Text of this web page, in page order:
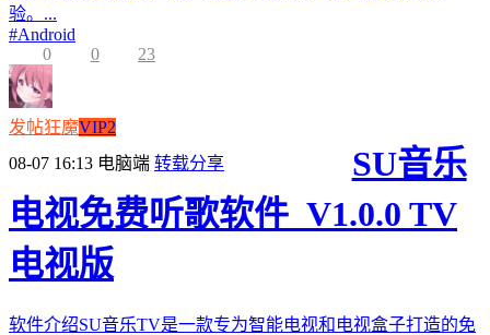
验。...
#Android
0
0 23
发帖狂魔VIP2
08-07 16:13 电脑端 转载分享
SU音乐
电视免费听歌软件_V1.0.0 TV
电视版
软件介绍SU音乐TV是一款专为智能电视和电视盒子打造的免